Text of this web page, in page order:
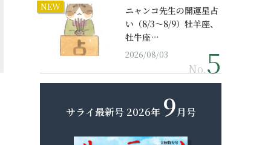
NEW
ニャンコ先生の開運星占
い（8/3～8/9）牡羊座、
牡牛座…
2026/08/03
No.
サライ最新号 2026年 9月号